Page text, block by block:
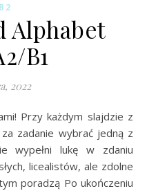
Alphabet
B1
2022
zadanie wybrać jedną z
wypełni lukę w zdaniu
licealistów, ale zdolne
poradzą Po ukończeniu